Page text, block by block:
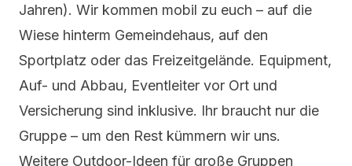
Jahren). Wir kommen mobil zu euch – auf die
Wiese hinterm Gemeindehaus, auf den
Sportplatz oder das Freizeitgelände. Equipment,
Auf- und Abbau, Eventleiter vor Ort und
Versicherung sind inklusive. Ihr braucht nur die
Gruppe – um den Rest kümmern wir uns.
Weitere Outdoor-Ideen für große Gruppen